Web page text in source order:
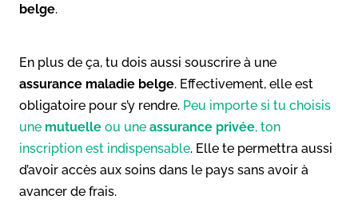
belge.
En plus de ça, tu dois aussi souscrire à une
assurance maladie belge. Effectivement, elle est
obligatoire pour s’y rendre. Peu importe si tu choisis
une mutuelle ou une assurance privée, ton
inscription est indispensable. Elle te permettra aussi
d’avoir accès aux soins dans le pays sans avoir à
avancer de frais.